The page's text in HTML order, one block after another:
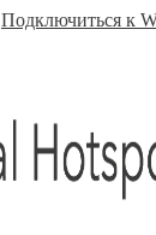
Подключиться к